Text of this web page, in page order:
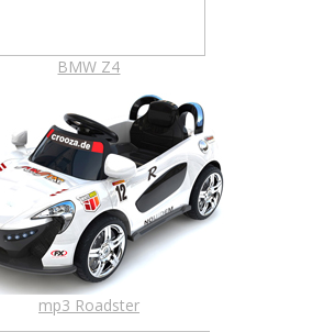
BMW Z4
mp3 Roadster